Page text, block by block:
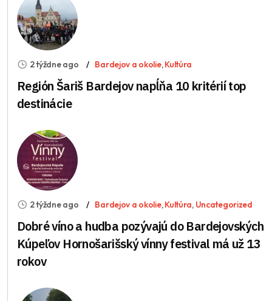
2 týždne ago Bardejov a okolie,Kultúra
Región Šariš Bardejov napĺňa 10 kritérií top
destinácie
2 týždne ago Bardejov a okolie,Kultúra, Uncategorized
Dobré víno a hudba pozývajú do Bardejovských
Kúpeľov Hornošarišský vínny festival má už 13
rokov